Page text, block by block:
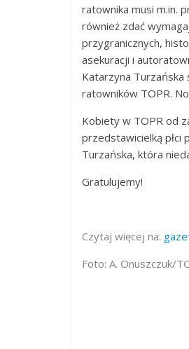
ratownika musi m.in.
również zdać
przygranicznych,
asekuracji i
Katarzyna Turzańska
ratowników TOPR.
Kobiety w TOPR od
przedstawicielką płci
Turzańska, która
Gratulujemy!
Czytaj więcej na:
Foto: A. Onuszczuk/